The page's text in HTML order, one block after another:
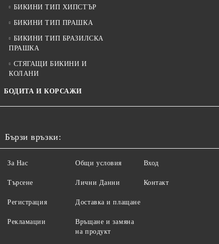
БИКИНИ ТИП ХИПСТЪР
БИКИНИ ТИП ПРАШКА
БИКИНИ ТИП БРАЗИЛСКА
ПРАШКА
СТЯГАЩИ БИКИНИ И
КОЛАНИ
БОДИТА И КОРСАЖИ
Бързи връзки:
За Нас
Търсене
Регистрация
Рекламации
Общи условия
Лични Данни
Доставка и плащане
Връщане и замяна
на продукт
Вход
Контакт